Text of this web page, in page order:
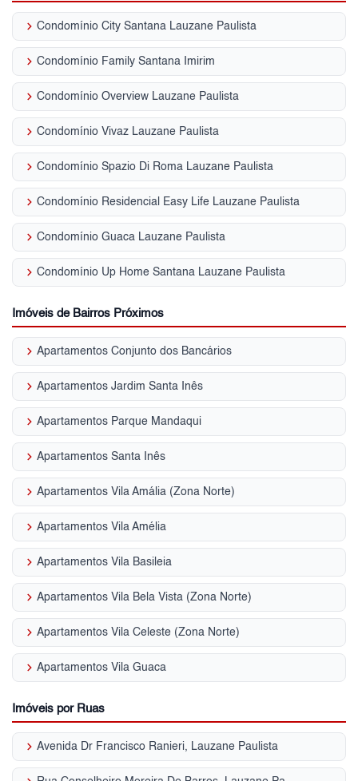
keyboard_arrow_right Condomínio City Santana Lauzane Paulista
keyboard_arrow_right Condomínio Family Santana Imirim
keyboard_arrow_right Condomínio Overview Lauzane Paulista
keyboard_arrow_right Condomínio Vivaz Lauzane Paulista
keyboard_arrow_right Condomínio Spazio Di Roma Lauzane Paulista
keyboard_arrow_right Condomínio Residencial Easy Life Lauzane Paulista
keyboard_arrow_right Condomínio Guaca Lauzane Paulista
keyboard_arrow_right Condomínio Up Home Santana Lauzane Paulista
Imóveis de Bairros Próximos
keyboard_arrow_right Apartamentos Conjunto dos Bancários
keyboard_arrow_right Apartamentos Jardim Santa Inês
keyboard_arrow_right Apartamentos Parque Mandaqui
keyboard_arrow_right Apartamentos Santa Inês
keyboard_arrow_right Apartamentos Vila Amália (Zona Norte)
keyboard_arrow_right Apartamentos Vila Amélia
keyboard_arrow_right Apartamentos Vila Basileia
keyboard_arrow_right Apartamentos Vila Bela Vista (Zona Norte)
keyboard_arrow_right Apartamentos Vila Celeste (Zona Norte)
keyboard_arrow_right Apartamentos Vila Guaca
Imóveis por Ruas
keyboard_arrow_right Avenida Dr Francisco Ranieri, Lauzane Paulista